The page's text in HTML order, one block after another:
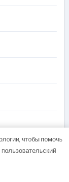
чтобы помочь